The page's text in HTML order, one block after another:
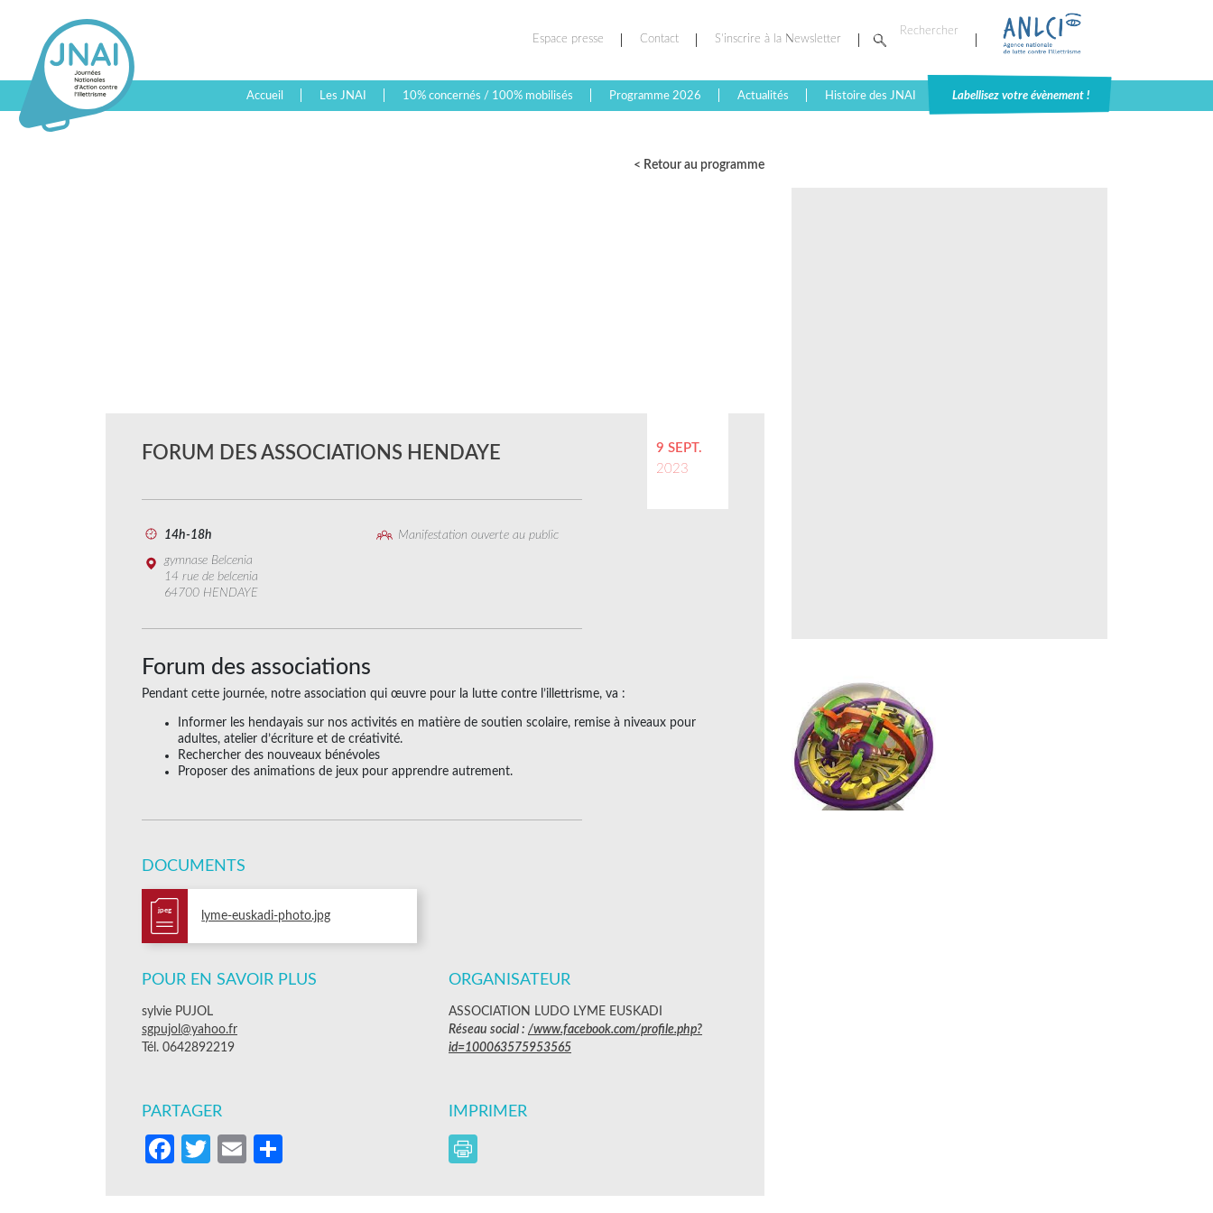
Espace presse Contact S’inscrire à la Newsletter
Accueil Les JNAI 10% concernés / 100% mobilisés Programme 2026 Actualités Histoire des JNAI Labellisez votre évènement !
< Retour au programme
9 SEPT.
2023
FORUM DES ASSOCIATIONS HENDAYE
14h-18h
Manifestation ouverte au public
gymnase Belcenia
14 rue de belcenia
64700 HENDAYE
Forum des associations
Pendant cette journée, notre association qui œuvre pour la lutte contre l’illettrisme, va :
Informer les hendayais sur nos activités en matière de soutien scolaire, remise à niveaux pour
adultes, atelier d’écriture et de créativité.
Rechercher des nouveaux bénévoles
Proposer des animations de jeux pour apprendre autrement.
DOCUMENTS
jpeg lyme-euskadi-photo.jpg
POUR EN SAVOIR PLUS
sylvie PUJOL
sgpujol@yahoo.fr
Tél. 0642892219
ORGANISATEUR
ASSOCIATION LUDO LYME EUSKADI
Réseau social : /www.facebook.com/profile.php?
id=100063575953565
PARTAGER
Facebook
Twitter
Email
IMPRIMER